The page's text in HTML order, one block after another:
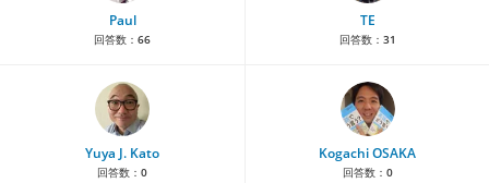
Paul
回答数： 66
TE
回答数： 31
Yuya J. Kato
回答数： 0
Kogachi OSAKA
回答数： 0